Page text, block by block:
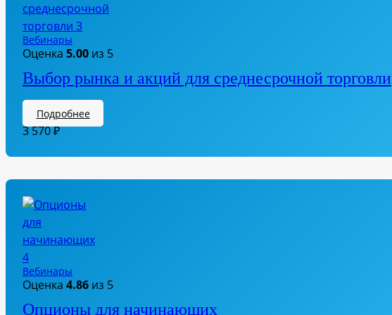
Вебинары
Оценка 5.00 из 5
Выбор рынка и акций для среднесрочной торговли
Подробнее
3 570₽
Вебинары
Оценка 4.86 из 5
Опционы для начинающих